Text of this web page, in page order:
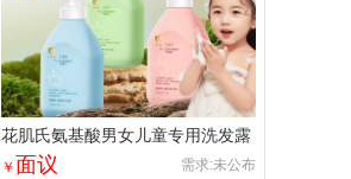
花肌氏氨基酸男女儿童专用洗发露
大容量护发素宝贝洗护厂家批发
￥ 面议 需求:未公布